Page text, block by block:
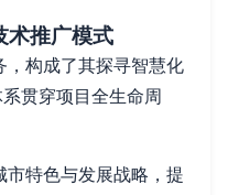
术推广模式
，构成了其探寻智慧化
贯穿项目全生命周
市特色与发展战略，提